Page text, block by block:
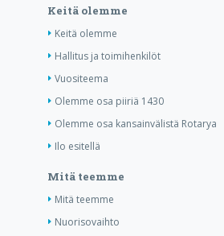
Keitä olemme
Keitä olemme
Hallitus ja toimihenkilöt
Vuositeema
Olemme osa piiriä 1430
Olemme osa kansainvälistä Rotarya
Ilo esitellä
Mitä teemme
Mitä teemme
Nuorisovaihto